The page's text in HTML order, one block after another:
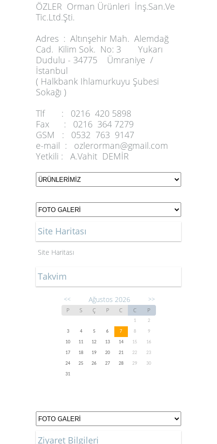
ÖZLER Orman Ürünleri İnş.San.Ve
Tic.Ltd.Şti.
Adres : Altınşehir Mah. Alemdağ
Cad. Kilim Sok. No: 3 Yukarı
Dudulu - 34775 Ümraniye /
İstanbul
( Halkbank Ihlamurkuyu Şubesi
Sokağı )
Tlf :
0216 420 5898
Fax :
0216 364 7279
GSM :
0532 763 9147
e-mail :
ozlerorman@gmail.com
Yetkili :
A.Vahit DEMİR
Site Haritası
Site Haritası
Takvim
<< Ağustos 2026 >>
P S Ç P C C P
1
2
3
4 5 6 7 8
9
10
11 12 13 14 15
16
17
18 19 20 21 22
23
24
25 26 27 28 29
30
31
Ziyaret Bilgileri